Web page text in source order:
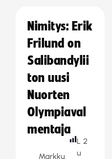
Nimitys: Erik
Frilund on
Salibandylii
ton uusi
Nuorten
Olympiaval
mentaja
Markku
L
u
2